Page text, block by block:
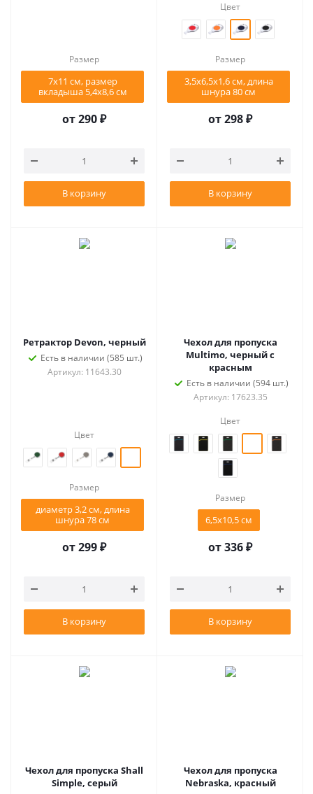
Размер
7х11 см, размер
вкладыша 5,4x8,6 см
от290 ₽
В корзину
Цвет
Размер
3,5х6,5х1,6 см, длина
шнура 80 см
от298 ₽
В корзину
Ретрактор Devon, черный
Есть в наличии (585 шт.)
Артикул: 11643.30
Цвет
Размер
диаметр 3,2 см, длина
шнура 78 см
от299 ₽
В корзину
Чехол для пропуска
Multimo, черный с
красным
Есть в наличии (594 шт.)
Артикул: 17623.35
Цвет
Размер
6,5х10,5 см
от336 ₽
В корзину
Чехол для пропуска Shall
Simple, серый
Чехол для пропуска
Nebraska, красный